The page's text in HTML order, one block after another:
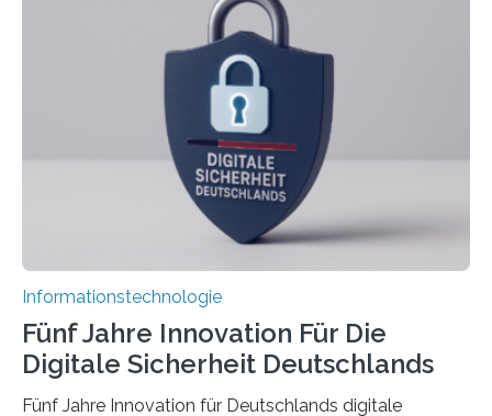
über einen Zeitraum von vier Jahren insgesamt 15
Promovierende im Rahmen von CAVECORE mit
kognitiven Robotern beschäftigen – also mit Robotern,
die mittels Sensoren ihre Umgebung erfassen,
Informationen verarbeiten und häufig auch mit…
Informationstechnologie
Fünf Jahre Innovation Für Die
Digitale Sicherheit Deutschlands
Fünf Jahre Innovation für Deutschlands digitale